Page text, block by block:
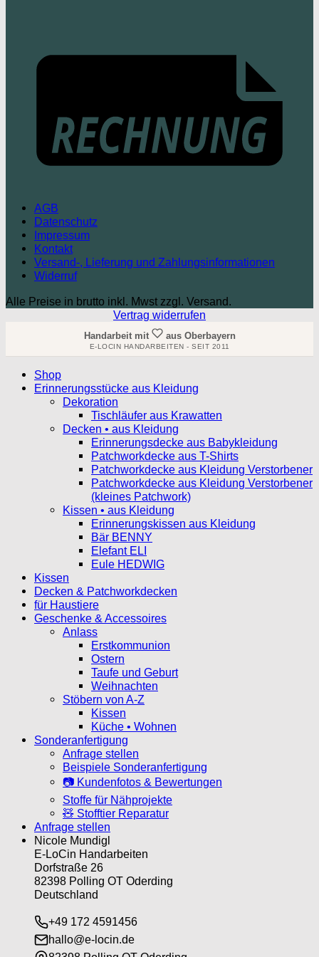
AGB
Datenschutz
Impressum
Kontakt
Versand-, Lieferung und Zahlungsinformationen
Widerruf
Alle Preise in brutto inkl. Mwst zzgl. Versand.
Vertrag widerrufen
Handarbeit mit aus Oberbayern
E-LOCIN HANDARBEITEN - SEIT 2011
Shop
Erinnerungsstücke aus Kleidung
Dekoration
Tischläufer aus Krawatten
Decken • aus Kleidung
Erinnerungsdecke aus Babykleidung
Patchworkdecke aus T-Shirts
Patchworkdecke aus Kleidung Verstorbener
Patchworkdecke aus Kleidung Verstorbener
(kleines Patchwork)
Kissen • aus Kleidung
Erinnerungskissen aus Kleidung
Bär BENNY
Elefant ELI
Eule HEDWIG
Kissen
Decken & Patchworkdecken
für Haustiere
Geschenke & Accessoires
Anlass
Erstkommunion
Ostern
Taufe und Geburt
Weihnachten
Stöbern von A-Z
Kissen
Küche • Wohnen
Sonderanfertigung
Anfrage stellen
Beispiele Sonderanfertigung
📷 Kundenfotos & Bewertungen
Stoffe für Nähprojekte
🧸 Stofftier Reparatur
Anfrage stellen
Nicole Mundigl
E-LoCin Handarbeiten
Dorfstraße 26
82398 Polling OT Oderding
Deutschland
+49 172 4591456
hallo@e-locin.de